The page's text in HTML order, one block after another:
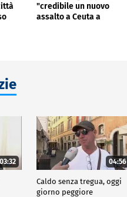
"credibile un nuovo
assalto a Ceuta a
03:32 04:56
Caldo senza tregua, oggi
giorno peggiore